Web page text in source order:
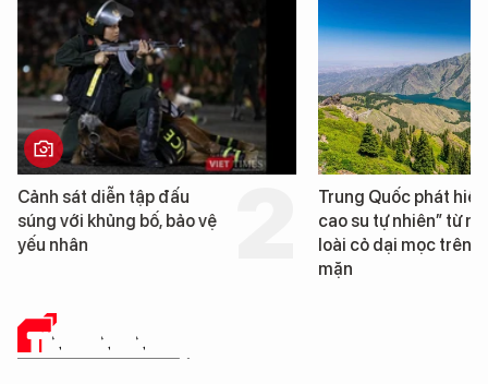
Trung Quốc phát hiện “mỏ
cao su tự nhiên” từ một
loài cỏ dại mọc trên đất
Loạt dự án bất động
Đà Nẵng sắp bị kiểm
TIN CÔNG NGHỆ